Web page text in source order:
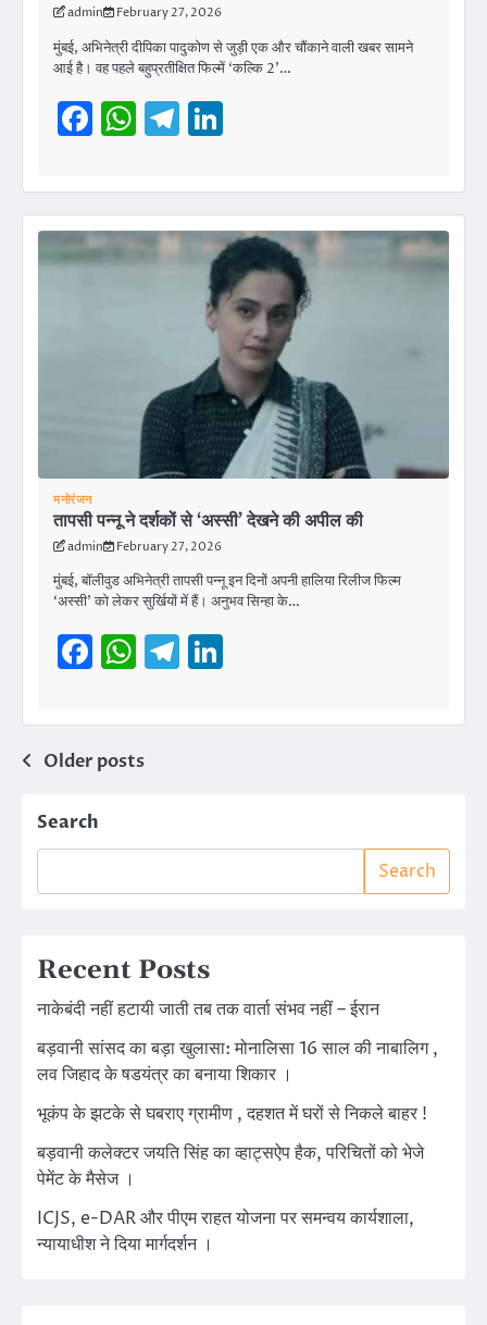
admin February 27, 2026
मुंबई, अभिनेत्री दीपिका पादुकोण से जुड़ी एक और चौंकाने वाली खबर सामने
आई है। वह पहले बहुप्रतीक्षित फिल्में ‘कल्कि 2’…
Facebook
WhatsApp
Telegram
मनोरंजन
तापसी पन्नू ने दर्शकों से ‘अस्सी’ देखने की अपील की
admin February 27, 2026
मुंबई, बॉलीवुड अभिनेत्री तापसी पन्नू इन दिनों अपनी हालिया रिलीज फिल्म
‘अस्सी’ को लेकर सुर्खियों में हैं। अनुभव सिन्हा के…
Facebook
WhatsApp
Telegram
Posts
Older posts
Search
Search
Recent Posts
नाकेबंदी नहीं हटायी जाती तब तक वार्ता संभव नहीं – ईरान
बड़वानी सांसद का बड़ा खुलासा: मोनालिसा 16 साल की नाबालिग ,
लव जिहाद के षडयंत्र का बनाया शिकार ।
भूकंप के झटके से घबराए ग्रामीण , दहशत में घरों से निकले बाहर !
बड़वानी कलेक्टर जयति सिंह का व्हाट्सऐप हैक, परिचितों को भेजे
पेमेंट के मैसेज ।
ICJS, e-DAR और पीएम राहत योजना पर समन्वय कार्यशाला,
न्यायाधीश ने दिया मार्गदर्शन ।